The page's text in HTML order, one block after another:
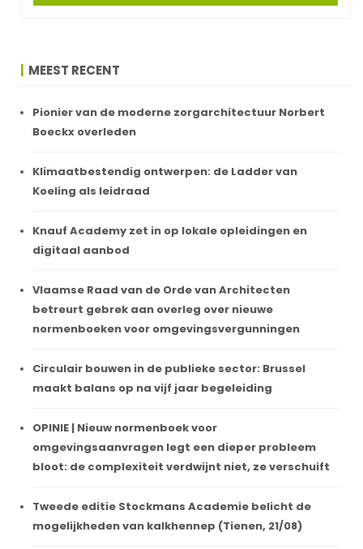
MEEST RECENT
Pionier van de moderne zorgarchitectuur Norbert
Boeckx overleden
Klimaatbestendig ontwerpen: de Ladder van
Koeling als leidraad
Knauf Academy zet in op lokale opleidingen en
digitaal aanbod
Vlaamse Raad van de Orde van Architecten
betreurt gebrek aan overleg over nieuwe
normenboeken voor omgevingsvergunningen
Circulair bouwen in de publieke sector: Brussel
maakt balans op na vijf jaar begeleiding
OPINIE | Nieuw normenboek voor
omgevingsaanvragen legt een dieper probleem
bloot: de complexiteit verdwijnt niet, ze verschuift
Tweede editie Stockmans Academie belicht de
mogelijkheden van kalkhennep (Tienen, 21/08)